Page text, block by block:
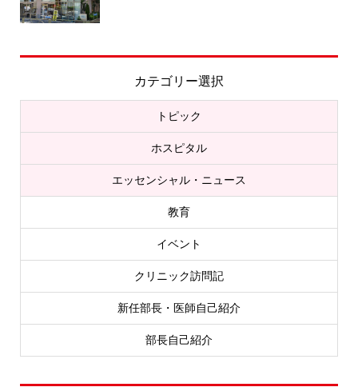
カテゴリー選択
トピック
ホスピタル
エッセンシャル・ニュース
教育
イベント
クリニック訪問記
新任部長・医師自己紹介
部長自己紹介